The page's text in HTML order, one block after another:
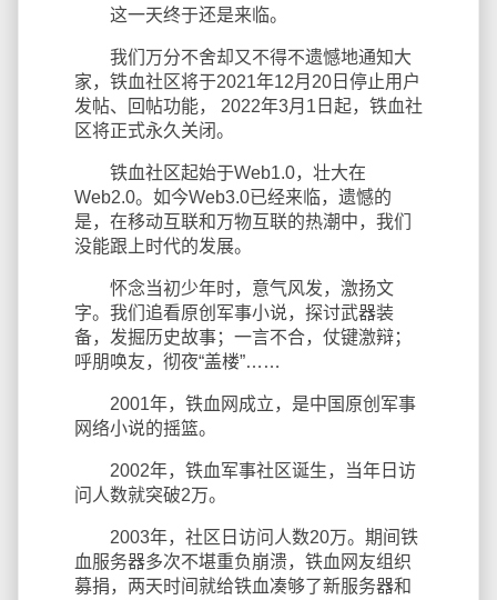
这一天终于还是来临。
我们万分不舍却又不得不遗憾地通知大
家，铁血社区将于2021年12月20日停止用户
发帖、回帖功能， 2022年3月1日起，铁血社
区将正式永久关闭。
铁血社区起始于Web1.0，壮大在
Web2.0。如今Web3.0已经来临，遗憾的
是，在移动互联和万物互联的热潮中，我们
没能跟上时代的发展。
怀念当初少年时，意气风发，激扬文
字。我们追看原创军事小说，探讨武器装
备，发掘历史故事；一言不合，仗键激辩；
呼朋唤友，彻夜“盖楼”……
2001年，铁血网成立，是中国原创军事
网络小说的摇篮。
2002年，铁血军事社区诞生，当年日访
问人数就突破2万。
2003年，社区日访问人数20万。期间铁
血服务器多次不堪重负崩溃，铁血网友组织
募捐，两天时间就给铁血凑够了新服务器和